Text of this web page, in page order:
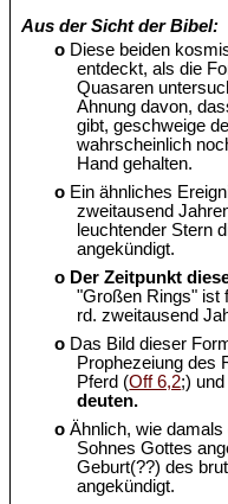
Aus der Sicht der Bibel:
o Diese beiden
entdeckt, als die
Quasaren
Ahnung davon,
gibt, geschweige
wahrscheinlich
Hand gehalten.
o Ein ähnliches
zweitausend
leuchtender Stern
angekündigt.
o Der Zeitpunkt
"Großen Rings" ist
rd. zweitausend
o Das Bild dieser
Prophezeiung des
Pferd (Off 6,2;)
deuten.
o Ähnlich, wie
Sohnes Gottes
Geburt(??) des
angekündigt.